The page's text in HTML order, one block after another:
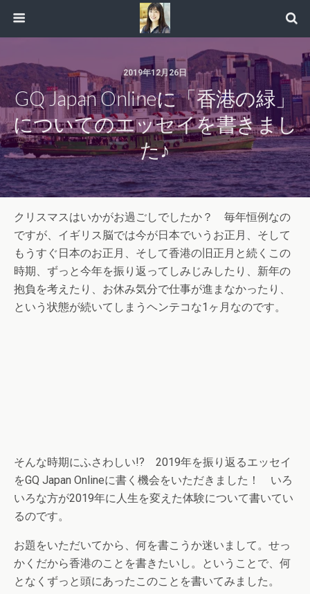
2019年12月26日
GQ Japan Onlineに「香港の緑」
についてのエッセイを書きまし
た♪
クリスマスはいかがお過ごしでしたか？ 毎年恒例なの
ですが、イギリス脳では今が日本でいうお正月、そして
もうすぐ日本のお正月、そして香港の旧正月と続くこの
時期、ずっと今年を振り返ってしみじみしたり、新年の
抱負を考えたり、お休み気分で仕事が進まなかったり、
という状態が続いてしまうヘンテコな1ヶ月なのです。
そんな時期にふさわしい!? 2019年を振り返るエッセイ
をGQ Japan Onlineに書く機会をいただきました！ いろ
いろな方が2019年に人生を変えた体験について書いてい
るのです。
お題をいただいてから、何を書こうか迷いまして。せっ
かくだから香港のことを書きたいし。ということで、何
となくずっと頭にあったこのことを書いてみました。